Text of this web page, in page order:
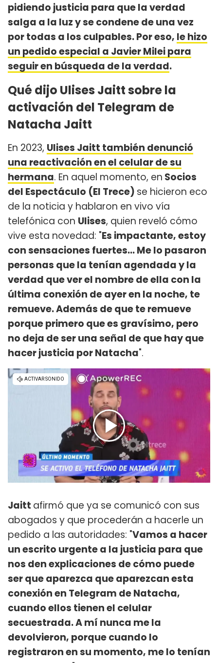
pidiendo justicia para que la verdad
salga a la luz y se condene de una vez
por todas a los culpables. Por eso, le hizo
un pedido especial a Javier Milei para
seguir en búsqueda de la verdad.
Qué dijo Ulises Jaitt sobre la
activación del Telegram de
Natacha Jaitt
En 2023, Ulises Jaitt también denunció
una reactivación en el celular de su
hermana. En aquel momento, en Socios
del Espectáculo (El Trece) se hicieron eco
de la noticia y hablaron en vivo vía
telefónica con Ulises, quien reveló cómo
vive esta novedad: "Es impactante, estoy
con sensaciones fuertes... Me lo pasaron
personas que la tenían agendada y la
verdad que ver el nombre de ella con la
última conexión de ayer en la noche, te
remueve. Además de que te remueve
porque primero que es gravísimo, pero
no deja de ser una señal de que hay que
hacer justicia por Natacha".
Jaitt afirmó que ya se comunicó con sus
abogados y que procederán a hacerle un
pedido a las autoridades: "Vamos a hacer
un escrito urgente a la justicia para que
nos den explicaciones de cómo puede
ser que aparezca que aparezcan esta
conexión en Telegram de Natacha,
cuando ellos tienen el celular
secuestrada. A mí nunca me la
devolvieron, porque cuando lo
registraron en su momento, me lo tenían